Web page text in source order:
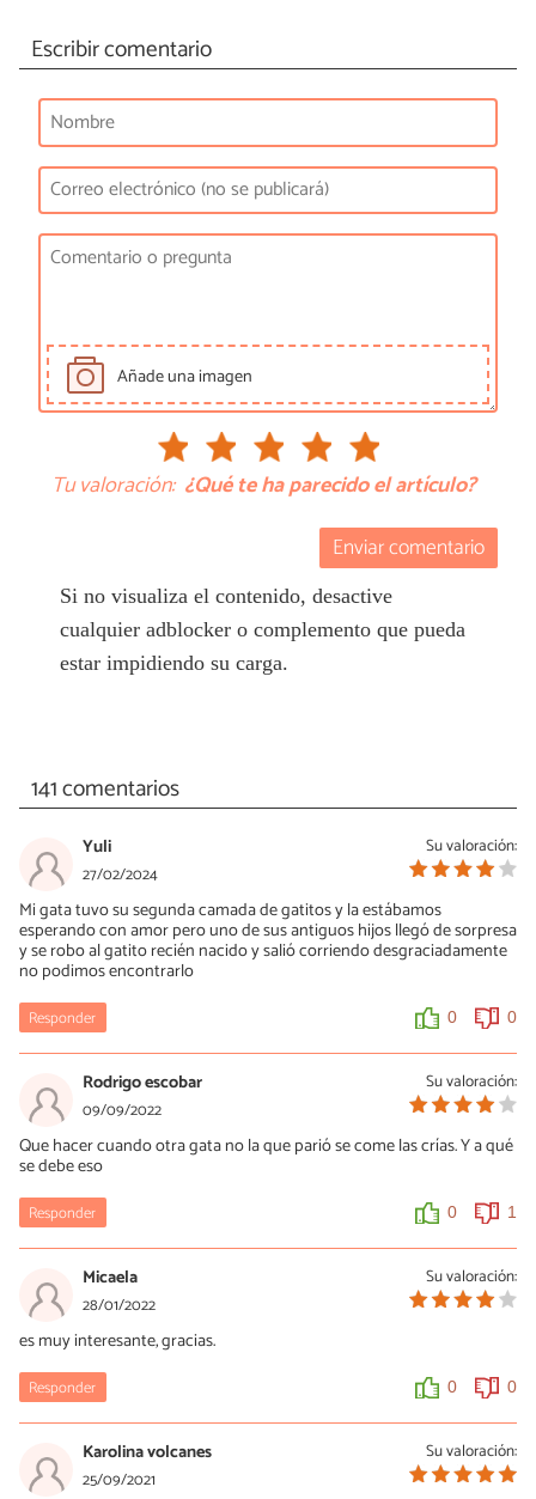
Escribir comentario
Añade una imagen
Tu valoración: ¿Qué te ha parecido el artículo?
Enviar comentario
Si no visualiza el contenido, desactive
cualquier adblocker o complemento que pueda
estar impidiendo su carga.
141 comentarios
Su valoración:
Yuli
27/02/2024
Mi gata tuvo su segunda camada de gatitos y la estábamos
esperando con amor pero uno de sus antiguos hijos llegó de sorpresa
y se robo al gatito recién nacido y salió corriendo desgraciadamente
no podimos encontrarlo
Responder 0 0
Su valoración:
Rodrigo escobar
09/09/2022
Que hacer cuando otra gata no la que parió se come las crías. Y a qué
se debe eso
Responder 0 1
Su valoración:
Micaela
28/01/2022
es muy interesante, gracias.
Responder 0 0
Su valoración:
Karolina volcanes
25/09/2021